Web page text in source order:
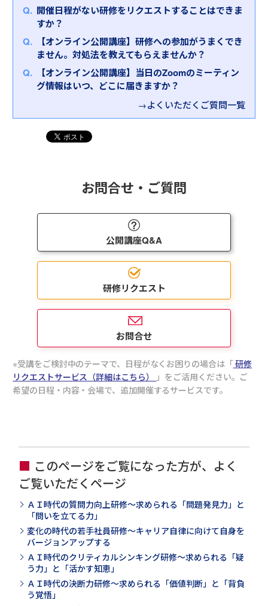
開催日程がない研修をリクエストすることはできま
すか？
【オンライン公開講座】研修への参加がうまくでき
ません。対処法を教えてもらえませんか？
【オンライン公開講座】当日のZoomのミーティン
グ情報はいつ、どこに届きますか？
→よくいただくご質問一覧
お問合せ・ご質問
公開講座Q&A
研修リクエスト
お問合せ
受講をご検討中のテーマで、日程がなくお困りの場合は「研修
リクエストサービス（詳細はこちら）
」をご活用ください。ご
希望の日程・内容・会場で、追加開催するサービスです。
このページをご覧になった方が、よく
ご覧いただくページ
ＡＩ時代の質問力向上研修～求められる「問題発見力」と
「問いを立てる力」
変化の時代の若手社員研修～キャリア自律に向けて自身を
バージョンアップする
ＡＩ時代のクリティカルシンキング研修～求められる「疑
う力」と「活かす知恵」
ＡＩ時代の決断力研修～求められる「価値判断」と「背負
う覚悟」